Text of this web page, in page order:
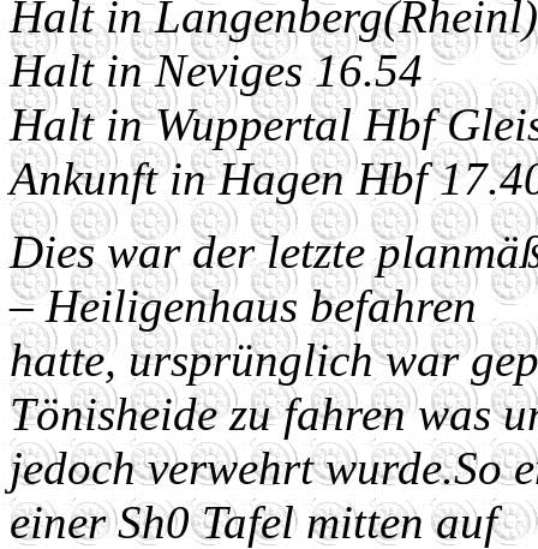
Halt in
Halt in Neviges 16.54
Halt in Wuppertal Hbf
Ankunft in Hagen Hbf
Dies war der letzte
– Heiligenhaus befahren
hatte, ursprünglich war
Tönisheide zu fahren was
jedoch verwehrt wurde.So
einer Sh0 Tafel mitten auf